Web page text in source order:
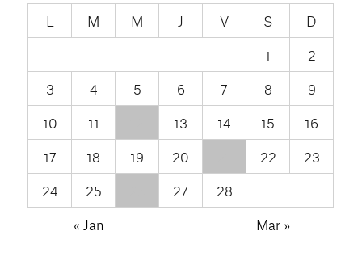
L M M J V S
D
1
2
3
4 5 6 7 8
9
10
11 13 14 15
16
17
18 19 20 22
23
24
25 27
28
« Jan
Mar »